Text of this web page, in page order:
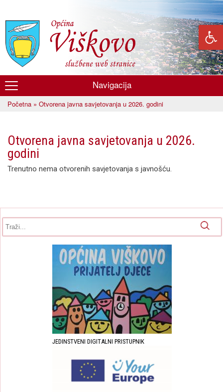
glavni
sadržaj
Općina
Viškovo
Navigacija
Početna » Otvorena javna savjetovanja u 2026. godini
Otvorena javna savjetovanja u 2026.
godini
Trenutno nema otvorenih savjetovanja s javnošću.
JEDINSTVENI DIGITALNI PRISTUPNIK